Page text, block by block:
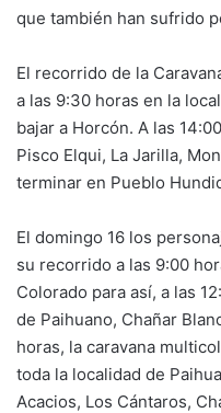
que también han sufrido
El recorrido de la
a las 9:30 horas en la
bajar a Horcón. A las
Pisco Elqui, La Jarilla,
terminar en Pueblo
El domingo 16 los
su recorrido a las 9:00
Colorado para así, a las
de Paihuano, Chañar
horas, la caravana
toda la localidad de
Acacios, Los Cántaros,